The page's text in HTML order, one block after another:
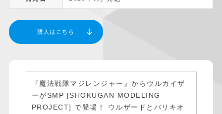
購入はこちら
『魔法戦隊マジレンジャー』からウルカイザ
ーがSMP [SHOKUGAN MODELING
PROJECT] で登場！ ウルザードとバリキオ